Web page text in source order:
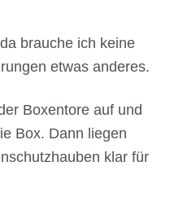
brauche ich keine
etwas anderes.
Boxentore auf und
Box. Dann liegen
klar für